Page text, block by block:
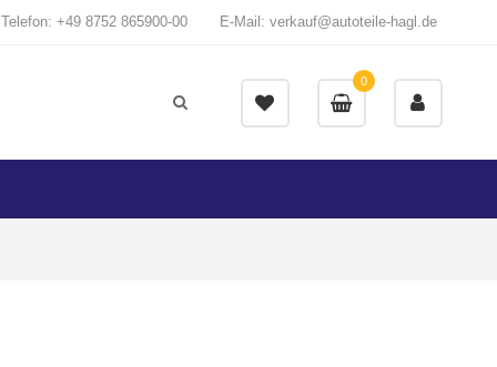
Telefon: +49 8752 865900-00 E-Mail: verkauf@autoteile-hagl.de
0